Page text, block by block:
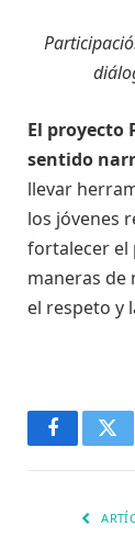
El proyecto
sentido
llevar
los jóvenes
fortalecer el
maneras de
el respeto y
Facebook